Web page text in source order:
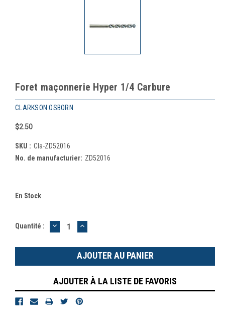
Foret maçonnerie Hyper 1/4 Carbure
CLARKSON OSBORN
$2.50
SKU : Cla-ZD52016
No. de manufacturier: ZD52016
En Stock
Quantité : DIMINUER
LA
:
AUGMENTER
LA
:
AJOUTER À LA LISTE DE FAVORIS